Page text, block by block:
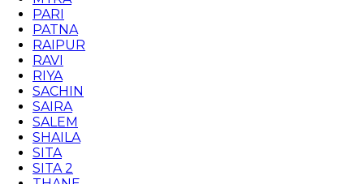
PARI
PATNA
RAIPUR
RAVI
RIYA
SACHIN
SAIRA
SALEM
SHAILA
SITA
SITA 2